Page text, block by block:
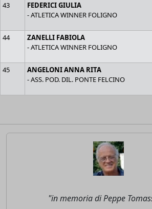
43
FEDERICI GIULIA
- ATLETICA WINNER FOLIGNO
44
ZANELLI FABIOLA
- ATLETICA WINNER FOLIGNO
45
ANGELONI ANNA RITA
- ASS. POD. DIL. PONTE FELCINO
"in memoria di Peppe